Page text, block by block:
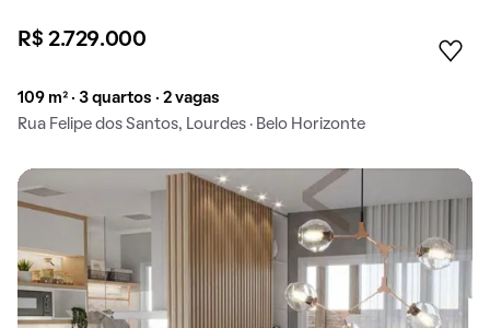
R$ 2.729.000
109 m² · 3 quartos · 2 vagas
Rua Felipe dos Santos, Lourdes · Belo Horizonte